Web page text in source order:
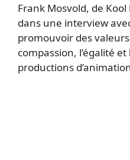
Frank Mosvold, de
dans une interview
promouvoir des
compassion, l’égalité
productions